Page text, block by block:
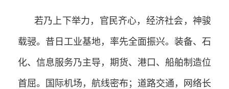
若乃上下举力，官民齐心，经济社会，神骏
载骎。昔日工业基地，率先全面振兴。装备、石
化、信息服务乃主导，期货、港口、船舶制造位
首屈。国际机场，航线密布；道路交通，网络长